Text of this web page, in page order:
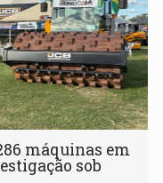
máquinas em
sob